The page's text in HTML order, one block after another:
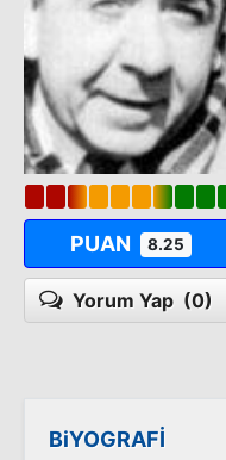
PUAN 8.25
Yorum Yap (0)
BiYOGRAFİ